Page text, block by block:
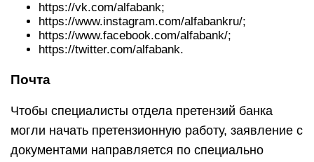
https://vk.com/alfabank;
https://www.instagram.com/alfabankru/;
https://www.facebook.com/alfabank/;
https://twitter.com/alfabank.
Почта
Чтобы специалисты отдела претензий банка
могли начать претензионную работу, заявление с
документами направляется по специально